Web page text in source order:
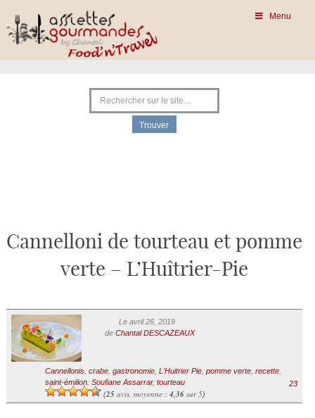
Menu
Cannelloni de tourteau et pomme
verte – L’Huîtrier-Pie
Le avril 26, 2019
de Chantal DESCAZEAUX
Cannellonis, crabe, gastronomie, L'Huitrier Pie, pomme verte, recette,
saint-émilion, Soufiane Assarrar, tourteau
(25avis, moyenne : 4,36sur 5)
23